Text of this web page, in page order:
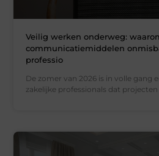
Veilig werken onderweg:
communicatiemiddelen
professio
De zomer van 2026 is in volle gang
zakelijke professionals dat